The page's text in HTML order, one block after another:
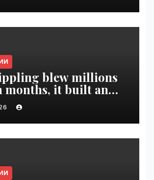
blew millions
months, it built an
ROI tool |